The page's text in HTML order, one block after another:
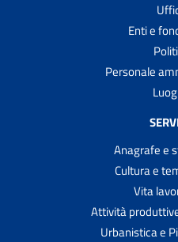
Enti e
Personale
Anagrafe e
Cultura e
Vita
Attività
Urbanistica e